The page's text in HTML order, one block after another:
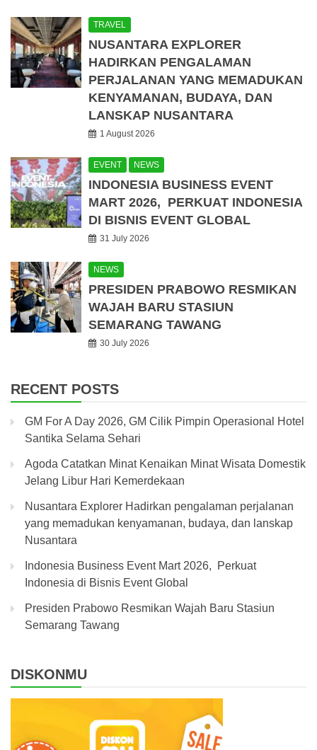
TRAVEL
NUSANTARA EXPLORER
HADIRKAN PENGALAMAN
PERJALANAN YANG MEMADUKAN
KENYAMANAN, BUDAYA, DAN
LANSKAP NUSANTARA
1 August 2026
EVENT NEWS
INDONESIA BUSINESS EVENT
MART 2026, PERKUAT INDONESIA
DI BISNIS EVENT GLOBAL
31 July 2026
NEWS
PRESIDEN PRABOWO RESMIKAN
WAJAH BARU STASIUN
SEMARANG TAWANG
30 July 2026
RECENT POSTS
GM For A Day 2026, GM Cilik Pimpin Operasional Hotel
Santika Selama Sehari
Agoda Catatkan Minat Kenaikan Minat Wisata Domestik
Jelang Libur Hari Kemerdekaan
Nusantara Explorer Hadirkan pengalaman perjalanan
yang memadukan kenyamanan, budaya, dan lanskap
Nusantara
Indonesia Business Event Mart 2026, Perkuat
Indonesia di Bisnis Event Global
Presiden Prabowo Resmikan Wajah Baru Stasiun
Semarang Tawang
DISKONMU